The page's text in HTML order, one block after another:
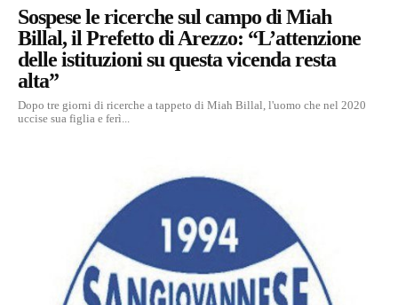
Sospese le ricerche sul campo di Miah
Billal, il Prefetto di Arezzo: “L’attenzione
delle istituzioni su questa vicenda resta
alta”
Dopo tre giorni di ricerche a tappeto di Miah Billal, l'uomo che nel 2020
uccise sua figlia e ferì...